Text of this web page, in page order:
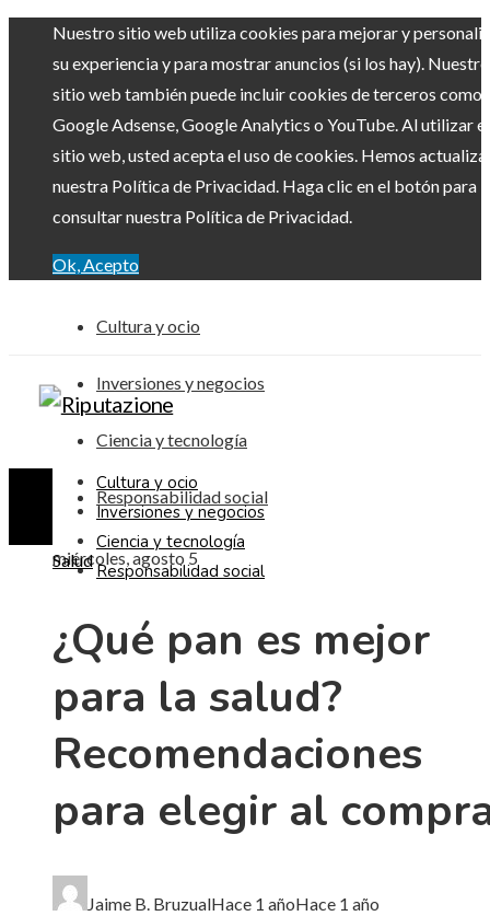
Nuestro sitio web utiliza cookies para mejorar y
su experiencia y para mostrar anuncios (si los hay). Nuestro
sitio web también puede incluir cookies de terceros como
Google Adsense, Google Analytics o YouTube. Al utilizar el
sitio web, usted acepta el uso de cookies. Hemos
nuestra Política de Privacidad. Haga clic en el botón para
consultar nuestra Política de Privacidad.
Ok, Acepto
Cultura y ocio
Inversiones y negocios
Ciencia y tecnología
Responsabilidad social
miércoles, agosto 5
Cultura y ocio
Inversiones y negocios
Ciencia y tecnología
Responsabilidad social
Salud
¿Qué pan es mejor
para la salud?
Recomendaciones
para elegir al
Jaime B. BruzualHace 1 añoHace 1 año